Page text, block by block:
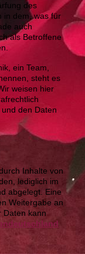
des
in dem, was für
auch
als Betroffene
ein Team,
steht es
weisen hier
den Daten
Inhalte von
lediglich im
abgelegt. Eine
Weitergabe an
Daten kann